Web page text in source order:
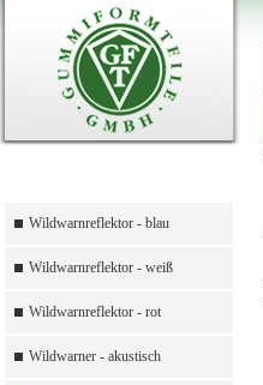
Wildwarnreflektor - blau
Wildwarnreflektor - weiß
Wildwarnreflektor - rot
Wildwarner - akustisch